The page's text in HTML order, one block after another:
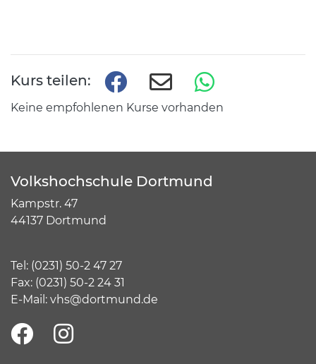
Kurs teilen:
Keine empfohlenen Kurse vorhanden
Volkshochschule Dortmund
Kampstr. 47
44137 Dortmund
Tel: (0231) 50-2 47 27
Fax: (0231) 50-2 24 31
E-Mail: vhs@dortmund.de